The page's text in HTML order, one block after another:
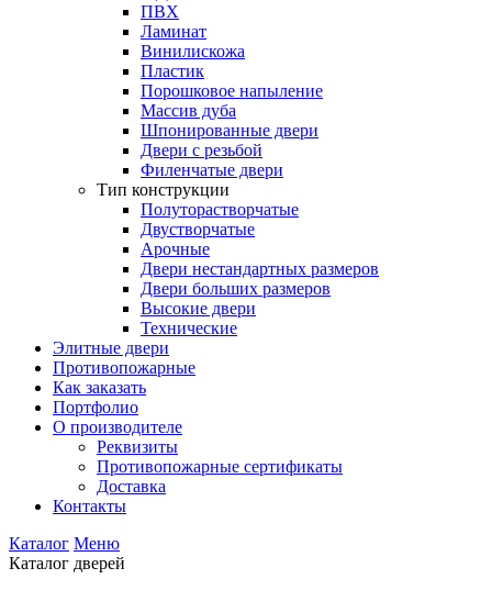
ПВХ
Ламинат
Винилискожа
Пластик
Порошковое напыление
Массив дуба
Шпонированные двери
Двери с резьбой
Филенчатые двери
Тип конструкции
Полуторастворчатые
Двустворчатые
Арочные
Двери нестандартных размеров
Двери больших размеров
Высокие двери
Технические
Элитные двери
Противопожарные
Как заказать
Портфолио
О производителе
Реквизиты
Противопожарные сертификаты
Доставка
Контакты
Каталог Меню
Каталог дверей